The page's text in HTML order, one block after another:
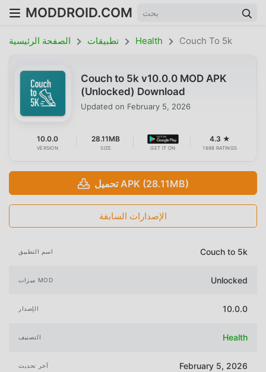
MODDROID.COM
الصفحة الرئيسية تطبيقات Health Couch To 5k
Couch to 5k v10.0.0 MOD APK
(Unlocked) Download
Updated on February 5, 2026
10.0.0
VERSION
28.11MB
SIZE GET IT ON
4.3 ★
1698 RATINGS
تحميل APK (28.11MB)
الإصدارات السابقة
اسم التطبيق Couch to 5k
ميزات MOD Unlocked
الإصدار 10.0.0
التصنيف Health
آخر تحديث February 5, 2026